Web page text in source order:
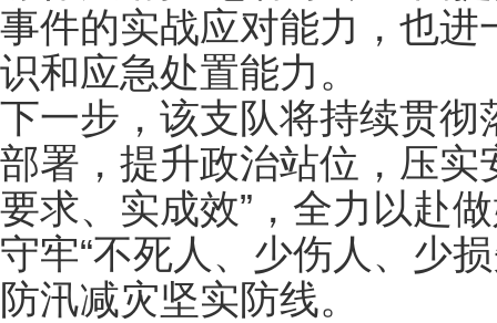
事件的实战应对能力，也
识和应急处置能力。
下一步，该支队将持续贯
部署，提升政治站位，压实
要求、实成效”，全力以赴
守牢“不死人、少伤人、少
防汛减灾坚实防线。